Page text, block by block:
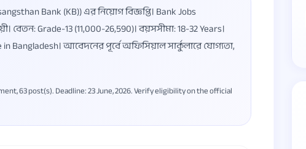
Bank (KB)) এর নিয়োগ বিজ্ঞপ্তি। Bank Jobs
বেতন: Grade-13 (11,000-26,590)। বয়সসীমা: 18-32 Years।
in Bangladesh। আবেদনের পূর্বে অফিসিয়াল সার্কুলারে যোগ্যতা,
63 post(s). Deadline: 23 June, 2026. Verify eligibility on the official